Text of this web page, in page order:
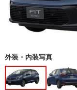
外装・内装写真